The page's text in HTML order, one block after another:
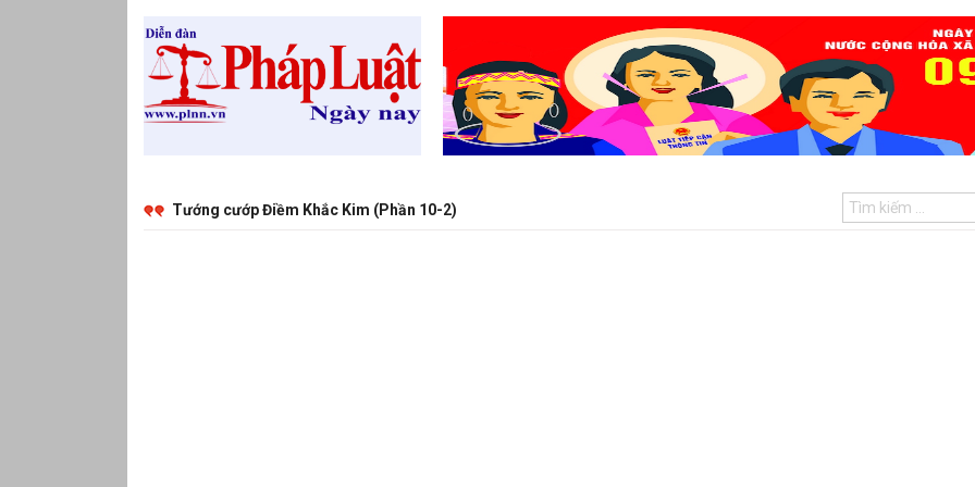
Tướng cướp Điềm Khắc Kim (Phần 10-2)